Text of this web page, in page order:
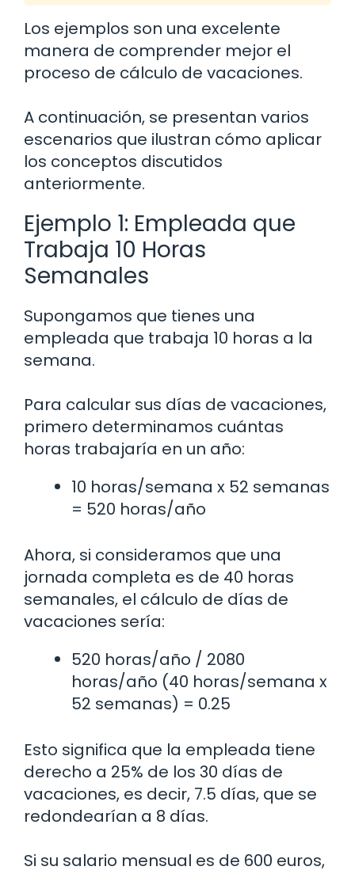
Los ejemplos son una excelente
manera de comprender mejor el
proceso de cálculo de vacaciones.
A continuación, se presentan varios
escenarios que ilustran cómo aplicar
los conceptos discutidos
anteriormente.
Ejemplo 1: Empleada que
Trabaja 10 Horas
Semanales
Supongamos que tienes una
empleada que trabaja 10 horas a la
semana.
Para calcular sus días de vacaciones,
primero determinamos cuántas
horas trabajaría en un año:
10 horas/semana x 52 semanas
= 520 horas/año
Ahora, si consideramos que una
jornada completa es de 40 horas
semanales, el cálculo de días de
vacaciones sería:
520 horas/año / 2080
horas/año (40 horas/semana x
52 semanas) = 0.25
Esto significa que la empleada tiene
derecho a 25% de los 30 días de
vacaciones, es decir, 7.5 días, que se
redondearían a 8 días.
Si su salario mensual es de 600 euros,